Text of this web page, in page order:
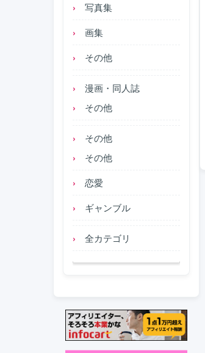
写真集
画集
その他
漫画・同人誌
その他
その他
その他
恋愛
ギャンブル
全カテゴリ